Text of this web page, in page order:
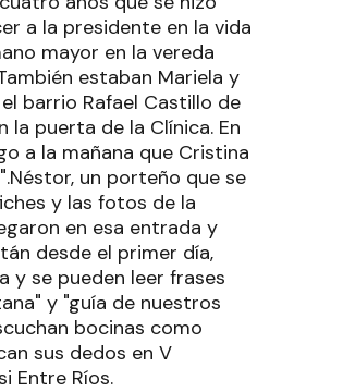
a la presidente en la vida
mayor en la vereda
estaban Mariela y
barrio Rafael Castillo de
la puerta de la Clínica. En
a la mañana que Cristina
un porteño que se
y las fotos de la
en esa entrada y
desde el primer día,
y se pueden leer frases
y "guía de nuestros
bocinas como
sus dedos en V
Entre Ríos.